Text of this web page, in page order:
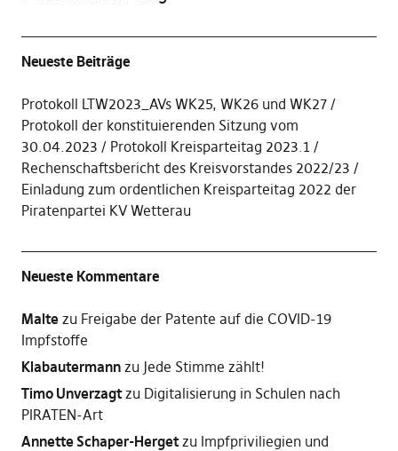
Neueste Beiträge
Protokoll LTW2023_AVs WK25, WK26 und WK27
Protokoll der konstituierenden Sitzung vom
30.04.2023
Protokoll Kreisparteitag 2023.1
Rechenschaftsbericht des Kreisvorstandes 2022/23
Einladung zum ordentlichen Kreisparteitag 2022 der
Piratenpartei KV Wetterau
Neueste Kommentare
Maltezu Freigabe der Patente auf die COVID-19
Impfstoffe
Klabautermannzu Jede Stimme zählt!
Timo Unverzagtzu Digitalisierung in Schulen nach
PIRATEN-Art
Annette Schaper-Hergetzu Impfpriviliegien und